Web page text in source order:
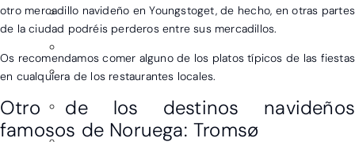
otro mercadillo navideño en Youngstoget, de hecho, en otras partes
de la ciudad podréis perderos entre sus mercadillos.
Os recomendamos comer alguno de los platos típicos de las fiestas
en cualquiera de los restaurantes locales.
Otro de los destinos navideños
famosos de Noruega: Tromsø